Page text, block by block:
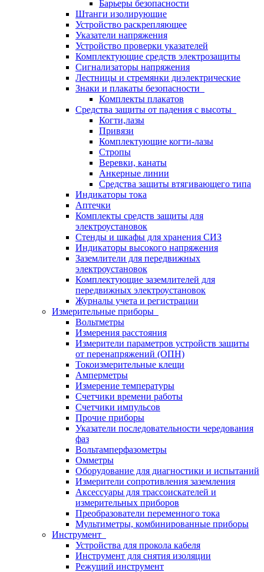
Барьеры безопасности
Штанги изолирующие
Устройство раскрепляющее
Указатели напряжения
Устройство проверки указателей
Комплектующие средств электрозащиты
Сигнализаторы напряжения
Лестницы и стремянки диэлектрические
Знаки и плакаты безопасности
Комплекты плакатов
Средства защиты от падения с высоты
Когти,лазы
Привязи
Комплектующие когти-лазы
Стропы
Веревки, канаты
Анкерные линии
Средства защиты втягивающего типа
Индикаторы тока
Аптечки
Комплекты средств защиты для
электроустановок
Стенды и шкафы для хранения СИЗ
Индикаторы высокого напряжения
Заземлители для передвижных
электроустановок
Комплектующие заземлителей для
передвижных электроустановок
Журналы учета и регистрации
Измерительные приборы
Вольтметры
Измерения расстояния
Измерители параметров устройств защиты
от перенапряжений (ОПН)
Токоизмерительные клещи
Амперметры
Измерение температуры
Счетчики времени работы
Счетчики импульсов
Прочие приборы
Указатели последовательности чередования
фаз
Вольтамперфазометры
Омметры
Оборудование для диагностики и испытаний
Измерители сопротивления заземления
Аксессуары для трассоискателей и
измерительных приборов
Преобразователи переменного тока
Мультиметры, комбинированные приборы
Инструмент
Устройства для прокола кабеля
Инструмент для снятия изоляции
Режущий инструмент